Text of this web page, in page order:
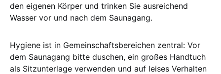
den eigenen Körper und trinken Sie ausreichend
Wasser vor und nach dem Saunagang.
Hygiene ist in Gemeinschaftsbereichen zentral: Vor
dem Saunagang bitte duschen, ein großes Handtuch
als Sitzunterlage verwenden und auf leises Verhalten